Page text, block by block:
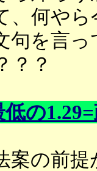
、何や
句を言
？？
の
の前提